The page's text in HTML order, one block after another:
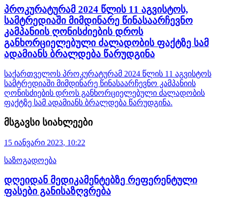
პროკურატურამ 2024 წლის 11 აგვისტოს,
სამტრედიაში მიმდინარე წინასაარჩევნო
კამპანიის ღონისძიების დროს
განხორციელებული ძალადობის ფაქტზე სამ
ადამიანს ბრალდება წარუდგინა
საქართველოს პროკურატურამ 2024 წლის 11 აგვისტოს
სამტრედიაში მიმდინარე წინასაარჩევნო კამპანიის
ღონისძიების დროს განხორციელებული ძალადობის
ფაქტზე სამ ადამიანს ბრალდება წარუდგინა.
მსგავსი სიახლეები
15 იანვარი 2023, 10:22
საზოგადოება
დღეიდან მედიკამენტებზე რეფერენტული
ფასები განისაზღვრება